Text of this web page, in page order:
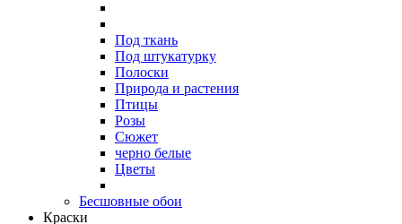
Под ткань
Под штукатурку
Полоски
Природа и растения
Птицы
Розы
Сюжет
черно белые
Цветы
Бесшовные обои
Краски